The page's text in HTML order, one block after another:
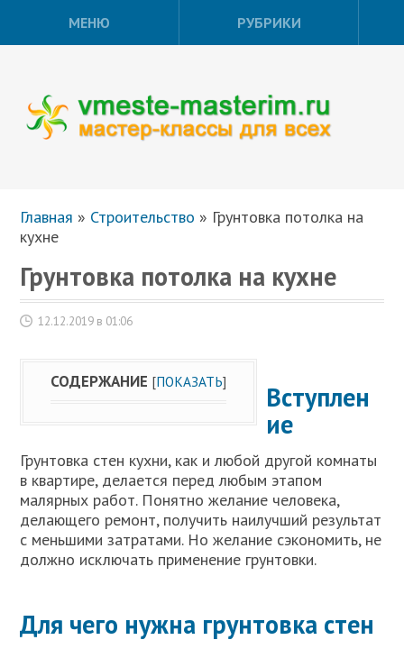
МЕНЮ РУБРИКИ
Главная » Строительство » Грунтовка потолка на
кухне
Грунтовка потолка на кухне
12.12.2019 в 01:06
СОДЕРЖАНИЕ [ПОКАЗАТЬ]
Вступлен
ие
Грунтовка стен кухни, как и любой другой комнаты
в квартире, делается перед любым этапом
малярных работ. Понятно желание человека,
делающего ремонт, получить наилучший результат
с меньшими затратами. Но желание сэкономить, не
должно исключать применение грунтовки.
Для чего нужна грунтовка стен